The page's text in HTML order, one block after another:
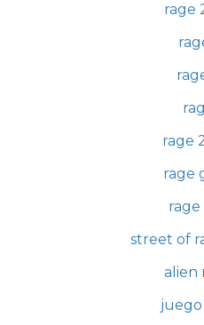
rage
rage
rage
rage
street of
alien
juego